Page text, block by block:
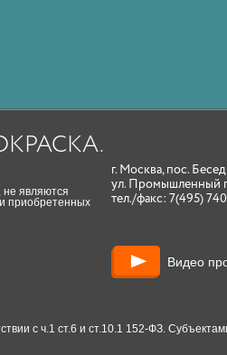
не являются
приобретенных
г. Москва, пос.
ул. Промышленный
тел./факс: 7(495)
Видео
с ч.1 ст.6 и ст.10.1 152-ФЗ.